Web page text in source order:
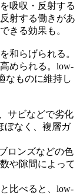
吸収・反射する
射する働きがあ
きる効果も。
和らげられる。
められる。low-
なものに維持し
サビなどで劣化
ぼなく、複層ガ
ロンズなどの色
や隙間によって
比べると、low-